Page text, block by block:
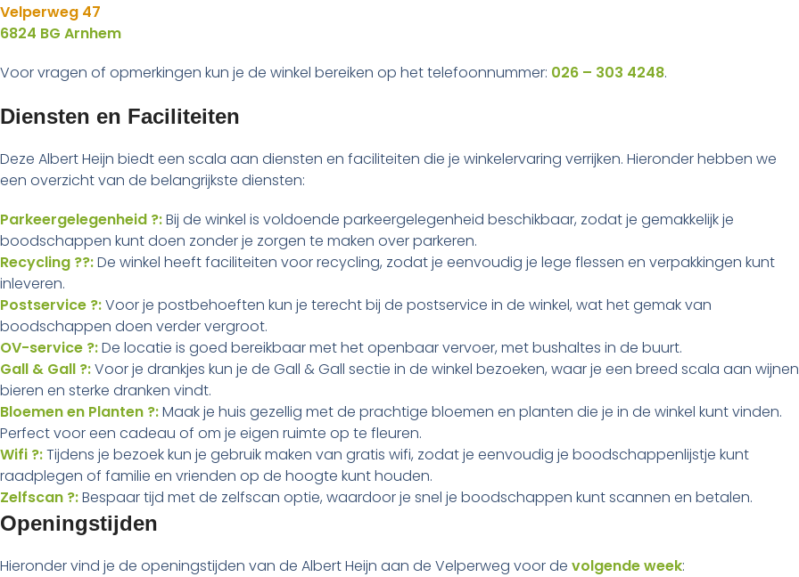
Velperweg 47
6824 BG Arnhem
Voor vragen of opmerkingen kun je de winkel bereiken op het telefoonnummer: 026 – 303 4248.
Diensten en Faciliteiten
Deze Albert Heijn biedt een scala aan diensten en faciliteiten die je winkelervaring verrijken. Hieronder hebben we
een overzicht van de belangrijkste diensten:
Parkeergelegenheid ?:Bij de winkel is voldoende parkeergelegenheid beschikbaar, zodat je gemakkelijk je
boodschappen kunt doen zonder je zorgen te maken over parkeren.
Recycling ??:De winkel heeft faciliteiten voor recycling, zodat je eenvoudig je lege flessen en verpakkingen kunt
inleveren.
Postservice ?:Voor je postbehoeften kun je terecht bij de postservice in de winkel, wat het gemak van
boodschappen doen verder vergroot.
OV-service ?:De locatie is goed bereikbaar met het openbaar vervoer, met bushaltes in de buurt.
Gall & Gall ?:Voor je drankjes kun je de Gall & Gall sectie in de winkel bezoeken, waar je een breed scala aan
bieren en sterke dranken vindt.
Bloemen en Planten ?:Maak je huis gezellig met de prachtige bloemen en planten die je in de winkel kunt vinden.
Perfect voor een cadeau of om je eigen ruimte op te fleuren.
Wifi ?:Tijdens je bezoek kun je gebruik maken van gratis wifi, zodat je eenvoudig je boodschappenlijstje kunt
raadplegen of familie en vrienden op de hoogte kunt houden.
Zelfscan ?:Bespaar tijd met de zelfscan optie, waardoor je snel je boodschappen kunt scannen en betalen.
Openingstijden
Hieronder vind je de openingstijden van de Albert Heijn aan de Velperweg voor de volgende week: